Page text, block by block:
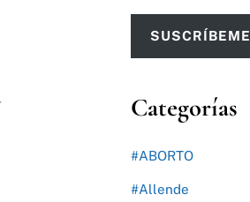
SUSCRÍBEME
Categorías
#ABORTO
#Allende